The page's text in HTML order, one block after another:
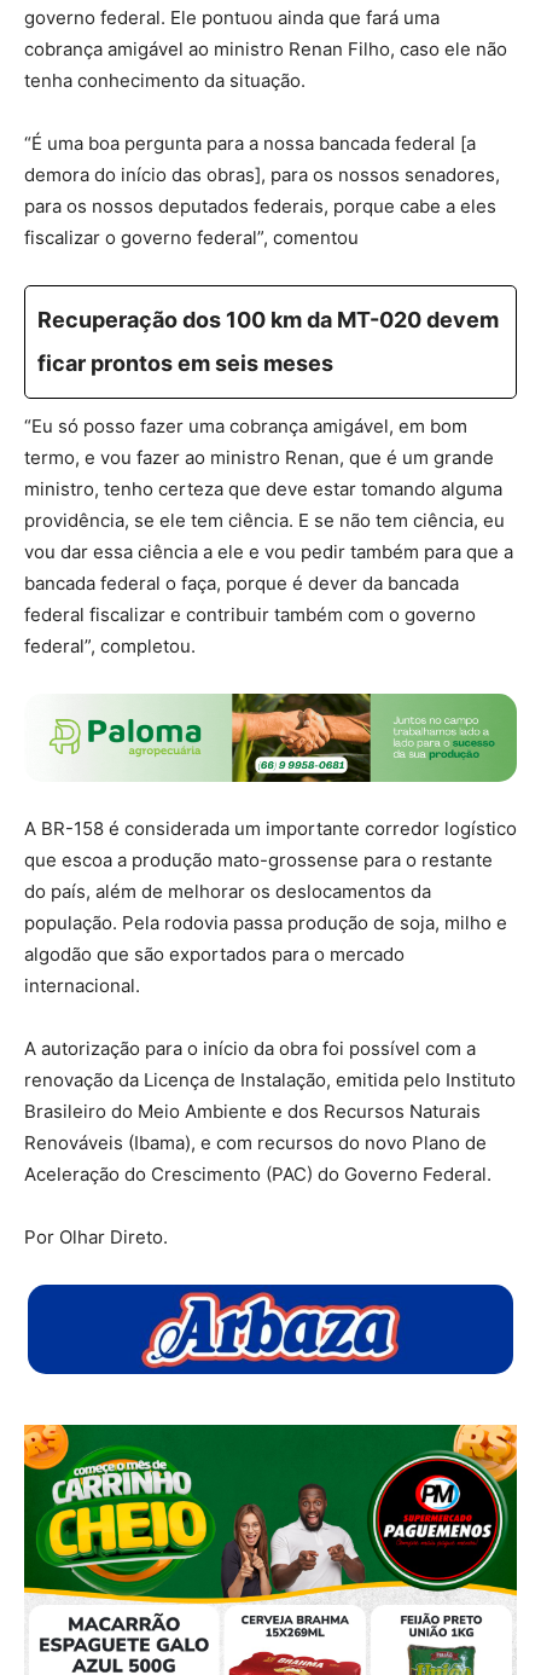
governo federal. Ele pontuou ainda que fará uma
cobrança amigável ao ministro Renan Filho, caso ele não
tenha conhecimento da situação.
“É uma boa pergunta para a nossa bancada federal [a
demora do início das obras], para os nossos senadores,
para os nossos deputados federais, porque cabe a eles
fiscalizar o governo federal”, comentou
Recuperação dos 100 km da MT-020 devem
ficar prontos em seis meses
“Eu só posso fazer uma cobrança amigável, em bom
termo, e vou fazer ao ministro Renan, que é um grande
ministro, tenho certeza que deve estar tomando alguma
providência, se ele tem ciência. E se não tem ciência, eu
vou dar essa ciência a ele e vou pedir também para que a
bancada federal o faça, porque é dever da bancada
federal fiscalizar e contribuir também com o governo
federal”, completou.
A BR-158 é considerada um importante corredor logístico
que escoa a produção mato-grossense para o restante
do país, além de melhorar os deslocamentos da
população. Pela rodovia passa produção de soja, milho e
algodão que são exportados para o mercado
internacional.
A autorização para o início da obra foi possível com a
renovação da Licença de Instalação, emitida pelo Instituto
Brasileiro do Meio Ambiente e dos Recursos Naturais
Renováveis (Ibama), e com recursos do novo Plano de
Aceleração do Crescimento (PAC) do Governo Federal.
Por Olhar Direto.